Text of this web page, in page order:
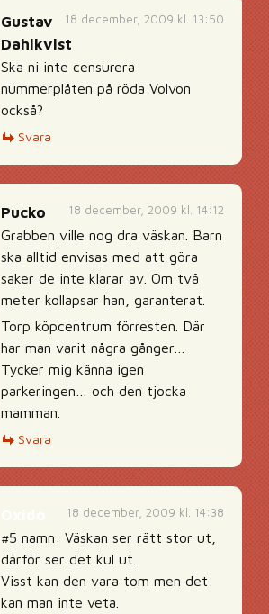
18 december, 2009 kl. 13:50
Gustav
Dahlkvist
Ska ni inte censurera
nummerplåten på röda Volvon
också?
Svara
18 december, 2009 kl. 14:12
Pucko
Grabben ville nog dra väskan. Barn
ska alltid envisas med att göra
saker de inte klarar av. Om två
meter kollapsar han, garanterat.
Torp köpcentrum förresten. Där
har man varit några gånger…
Tycker mig känna igen
parkeringen… och den tjocka
mamman.
Svara
18 december, 2009 kl. 14:38
#5 namn: Väskan ser rätt stor ut,
därför ser det kul ut.
Visst kan den vara tom men det
kan man inte veta.